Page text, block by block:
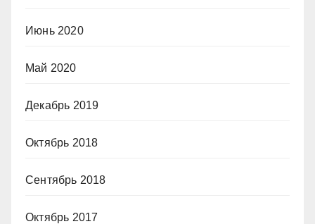
Июнь 2020
Май 2020
Декабрь 2019
Октябрь 2018
Сентябрь 2018
Октябрь 2017